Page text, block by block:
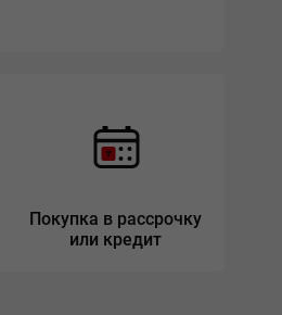
Покупка в рассрочку
или кредит